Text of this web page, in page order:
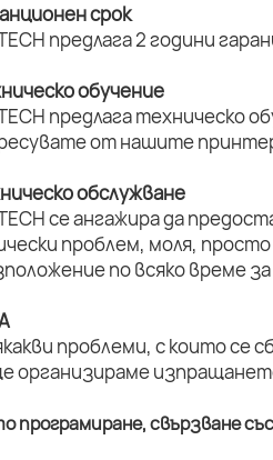
срок
предлага 2 години
обучение
предлага техническо
от нашите
обслужване
се ангажира да
проблем, моля,
по всяко време
проблеми, с които се
организираме
програмиране, свързване